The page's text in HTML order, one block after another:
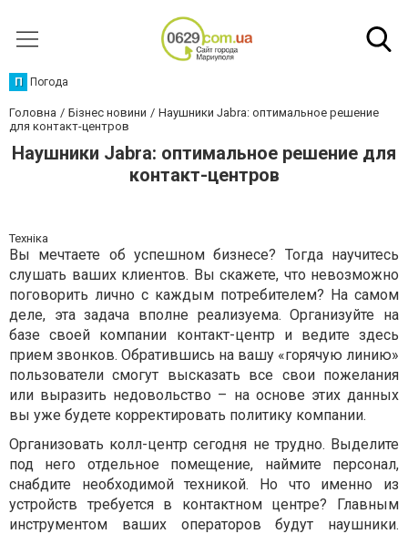
П Погода
Головна Бізнес новини
Наушники Jabra: оптимальное решение
для контакт-центров
Наушники Jabra: оптимальное решение для
контакт-центров
Техніка
Вы мечтаете об успешном бизнесе? Тогда научитесь
слушать ваших клиентов. Вы скажете, что невозможно
поговорить лично с каждым потребителем? На самом
деле, эта задача вполне реализуема. Организуйте на
базе своей компании контакт-центр и ведите здесь
прием звонков. Обратившись на вашу «горячую линию»
пользователи смогут высказать все свои пожелания
или выразить недовольство – на основе этих данных
вы уже будете корректировать политику компании.
Организовать колл-центр сегодня не трудно. Выделите
под него отдельное помещение, наймите персонал,
снабдите необходимой техникой. Но что именно из
устройств требуется в контактном центре? Главным
инструментом ваших операторов будут наушники.